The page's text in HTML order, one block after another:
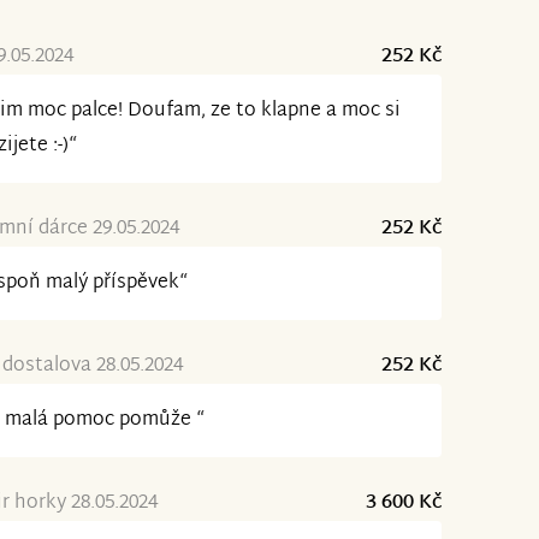
252 Kč
moc palce! Doufam, ze to klapne a moc si
:-)“
dárce 29.05.2024
252 Kč
malý příspěvek“
28.05.2024
252 Kč
pomoc pomůže “
horky 28.05.2024
3 600 Kč